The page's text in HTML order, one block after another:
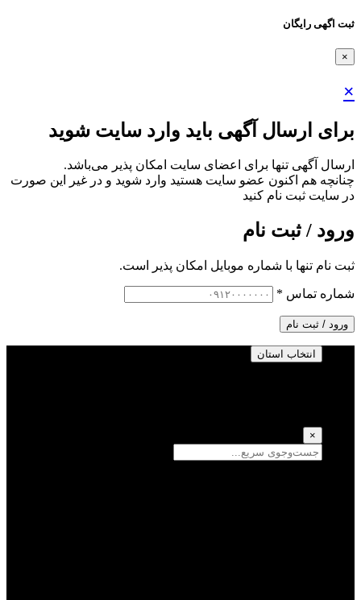
ثبت اگهی رایگان
×
×
برای ارسال آگهی باید وارد سایت شوید
ارسال آگهی تنها برای اعضای سایت امکان پذیر می‌باشد.
چنانچه هم‌ اکنون عضو سایت هستید وارد شوید و در غیر این صورت
در سایت ثبت نام کنید
ورود / ثبت نام
ثبت نام تنها با شماره موبایل امکان پذیر است.
شماره تماس *
ورود / ثبت نام
انتخاب استان
×